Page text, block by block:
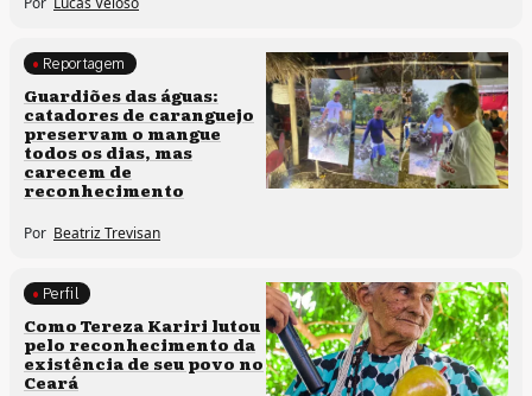
Clima e cultura
Reportagem
Guardiões das águas:
catadores de caranguejo
preservam o mangue
todos os dias, mas
carecem de
reconhecimento
Por Beatriz Trevisan
Comunidades tradicionais
Perfil
Como Tereza Kariri lutou
pelo reconhecimento da
existência de seu povo no
Ceará